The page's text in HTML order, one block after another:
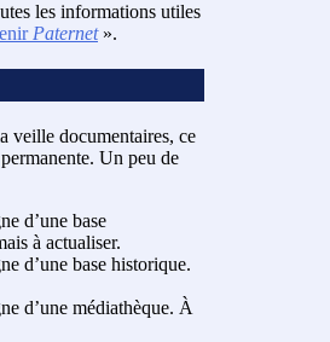
les informations utiles
Paternet».
veille documentaires, ce
Un peu de
d’une base
à actualiser.
d’une base historique.
d’une médiathèque. À